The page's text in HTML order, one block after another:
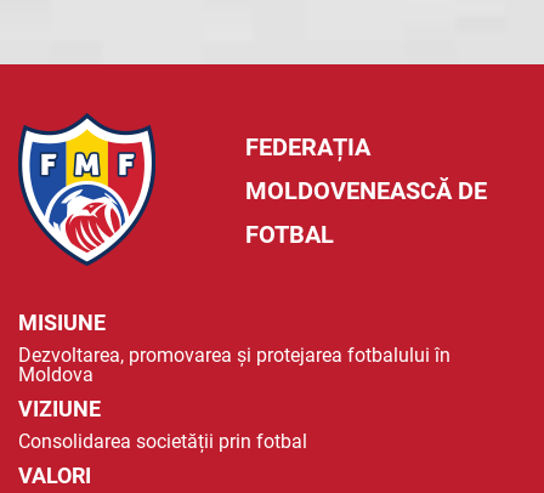
FEDERAȚIA
MOLDOVENEASCĂ DE
FOTBAL
MISIUNE
Dezvoltarea, promovarea și protejarea fotbalului în
Moldova
VIZIUNE
Consolidarea societății prin fotbal
VALORI